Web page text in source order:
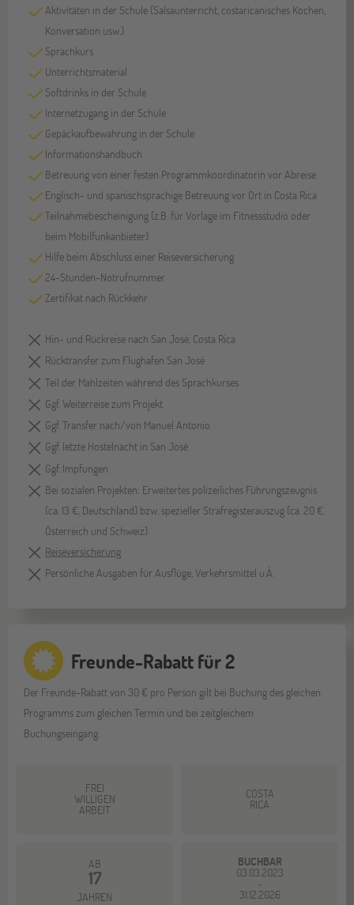
Aktivitäten in der Schule (Salsaunterricht, costaricanisches Kochen,
Konversation usw.)
Sprachkurs
Unterrichtsmaterial
Softdrinks in der Schule
Internetzugang in der Schule
Gepäckaufbewahrung in der Schule
Informationshandbuch
Betreuung von einer festen Programmkoordinatorin vor Abreise
Englisch- und spanischsprachige Betreuung vor Ort in Costa Rica
Teilnahmebescheinigung (z.B. für Vorlage im Fitnessstudio oder
beim Mobilfunkanbieter)
Hilfe beim Abschluss einer Reiseversicherung
24-Stunden-Notrufnummer
Zertifikat nach Rückkehr
Hin- und Rückreise nach San José, Costa Rica
Rücktransfer zum Flughafen San José
Teil der Mahlzeiten während des Sprachkurses
Ggf. Weiterreise zum Projekt
Ggf. Transfer nach/von Manuel Antonio
Ggf. letzte Hostelnacht in San José
Ggf. Impfungen
Bei sozialen Projekten: Erweitertes polizeiliches Führungszeugnis
(ca. 13 €, Deutschland) bzw. spezieller Strafregisterauszug (ca. 20 €,
Österreich und Schweiz)
Reiseversicherung
Persönliche Ausgaben für Ausflüge, Verkehrsmittel u.Ä.
Freunde-Rabatt für 2
Der Freunde-Rabatt von 30 € pro Person gilt bei Buchung des gleichen
Programms zum gleichen Termin und bei zeitgleichem
Buchungseingang.
FREI
WILLIGEN
ARBEIT
COSTA
RICA
AB
17
JAHREN
BUCHBAR
03.03.2023
-
31.12.2026